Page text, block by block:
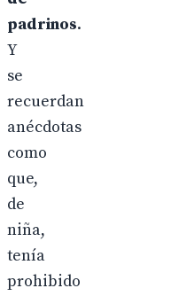
padrinos.
Y
se
recuerdan
anécdotas
como
que,
de
niña,
tenía
prohibido